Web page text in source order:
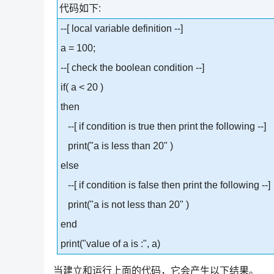
代码如下:
--[ local variable definition --]
a = 100;
--[ check the boolean condition --]
if( a < 20 )
then
--[ if condition is true then print the following --]
print("a is less than 20" )
else
--[ if condition is false then print the following --]
print("a is not less than 20" )
end
print("value of a is :", a)
当建立和运行上面的代码，它会产生以下结果。